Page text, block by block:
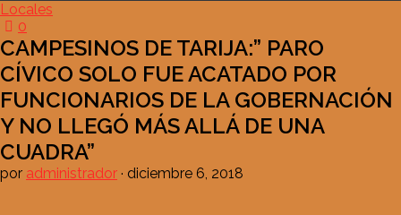
Locales
0
CAMPESINOS DE TARIJA:” PARO
CÍVICO SOLO FUE ACATADO POR
FUNCIONARIOS DE LA GOBERNACIÓN
Y NO LLEGÓ MÁS ALLÁ DE UNA
CUADRA”
por administrador · diciembre 6, 2018